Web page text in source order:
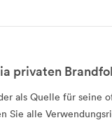
privaten
als Quelle für seine
Sie alle